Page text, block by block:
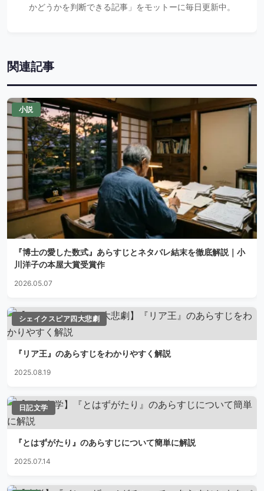
かどうかを判断できる記事」をモットーに毎日更新中。
関連記事
小説
『博士の愛した数式』あらすじとネタバレ結末を徹底解説｜小
川洋子の本屋大賞受賞作
2026.05.07
シェイクスピア四大悲劇
『リア王』のあらすじをわかりやすく解説
2025.08.19
日記文学
『とはずがたり』のあらすじについて簡単に解説
2025.07.14